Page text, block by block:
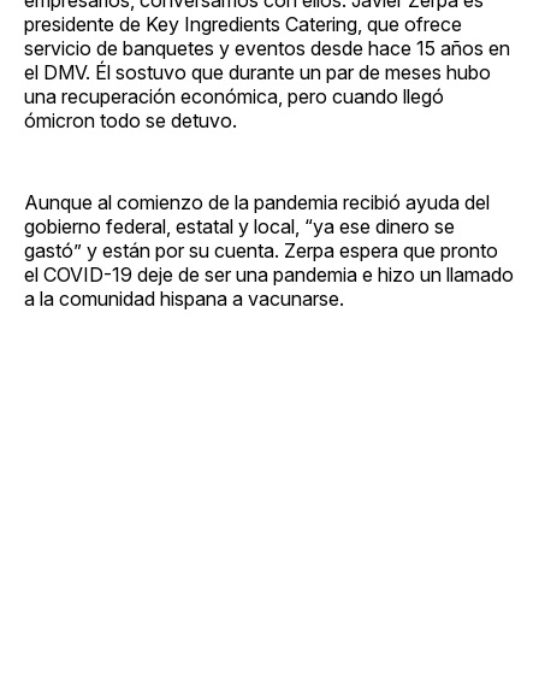
presidente de Key Ingredients Catering, que ofrece
servicio de banquetes y eventos desde hace 15 años en
el DMV. Él sostuvo que durante un par de meses hubo
una recuperación económica, pero cuando llegó
ómicron todo se detuvo.
Aunque al comienzo de la pandemia recibió ayuda del
gobierno federal, estatal y local, “ya ese dinero se
gastó” y están por su cuenta. Zerpa espera que pronto
el COVID-19 deje de ser una pandemia e hizo un llamado
a la comunidad hispana a vacunarse.